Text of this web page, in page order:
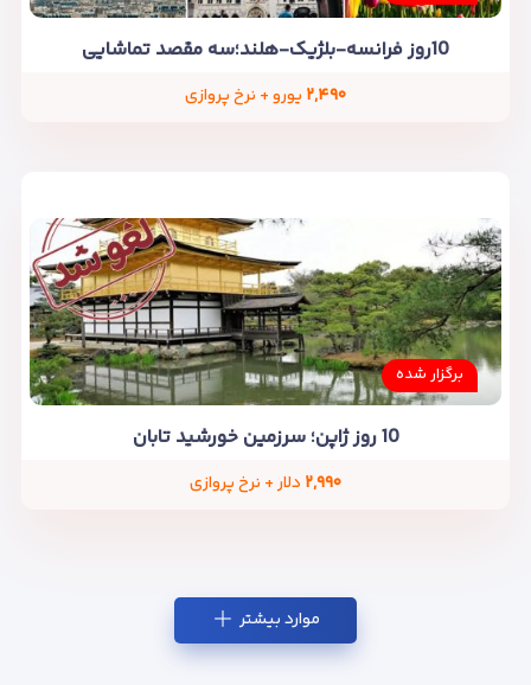
10روز فرانسه-بلژیک-هلند؛سه مقصد تماشایی
۲,۴۹۰ یورو + نرخ پروازی
برگزار شده
10 روز ژاپن؛ سرزمین خورشید تابان
۲,۹۹۰ دلار + نرخ پروازی
موارد بیشتر